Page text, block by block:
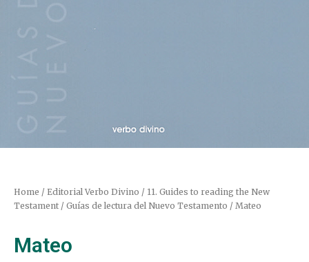
Home / Editorial Verbo Divino / 11. Guides to reading the New
Testament / Guías de lectura del Nuevo Testamento / Mateo
Mateo